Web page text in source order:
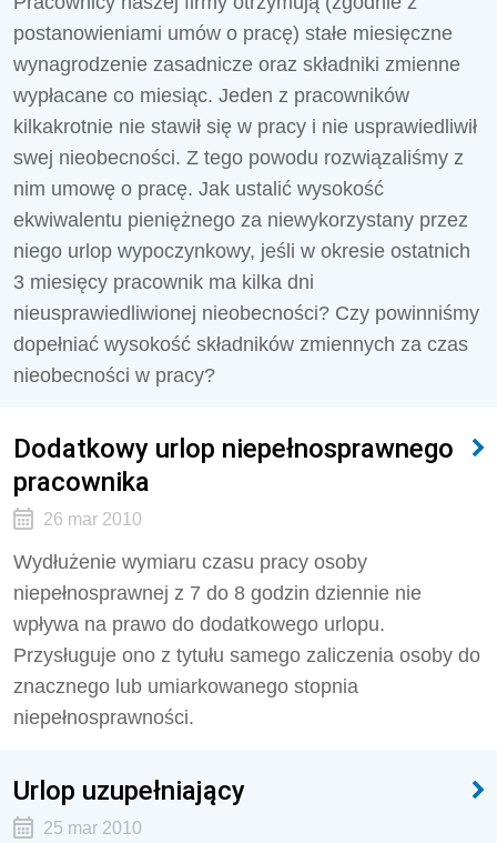
postanowieniami umów o pracę) stałe miesięczne
wynagrodzenie zasadnicze oraz składniki zmienne
wypłacane co miesiąc. Jeden z pracowników
kilkakrotnie nie stawił się w pracy i nie usprawiedliwił
swej nieobecności. Z tego powodu rozwiązaliśmy z
nim umowę o pracę. Jak ustalić wysokość
ekwiwalentu pieniężnego za niewykorzystany przez
niego urlop wypoczynkowy, jeśli w okresie ostatnich
3 miesięcy pracownik ma kilka dni
nieusprawiedliwionej nieobecności? Czy powinniśmy
dopełniać wysokość składników zmiennych za czas
nieobecności w pracy?
Dodatkowy urlop niepełnosprawnego
pracownika
26 mar 2010
Wydłużenie wymiaru czasu pracy osoby
niepełnosprawnej z 7 do 8 godzin dziennie nie
wpływa na prawo do dodatkowego urlopu.
Przysługuje ono z tytułu samego zaliczenia osoby do
znacznego lub umiarkowanego stopnia
niepełnosprawności.
Urlop uzupełniający
25 mar 2010